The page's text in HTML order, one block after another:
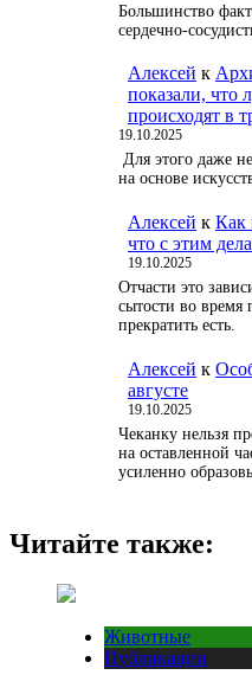
Большинство
сердечно-
Алексей к
показали, что
происходят в
19.10.2025
Для этого даже
на основе
Алексей к Как
что с этим
19.10.2025
Отчасти это
сытости во время
прекратить есть.
Алексей к
августе
19.10.2025
Чеканку нельзя
на оставленной
усиленно
Читайте также:
Животные
Публикации